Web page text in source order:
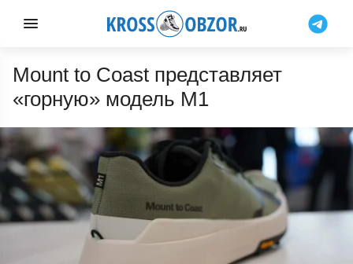
Mount to Coast представляет
«горную» модель M1